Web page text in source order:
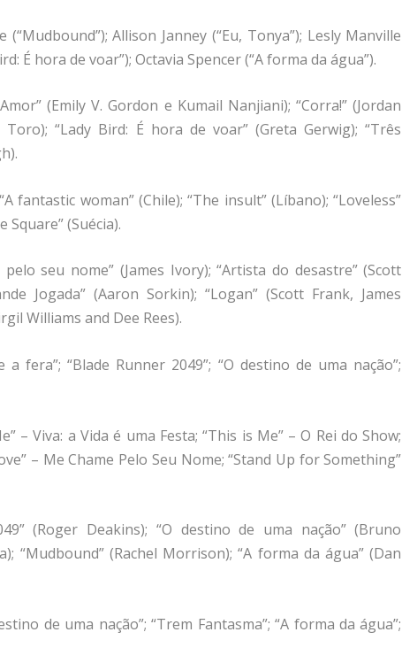
(“Mudbound”); Allison Janney (“Eu, Tonya”); Lesly Manville
É hora de voar”); Octavia Spencer (“A forma da água”).
(Emily V. Gordon e Kumail Nanjiani); “Corra!” (Jordan
“Lady Bird: É hora de voar” (Greta Gerwig); “Três
fantastic woman” (Chile); “The insult” (Líbano); “Loveless”
Square” (Suécia).
pelo seu nome” (James Ivory); “Artista do desastre” (Scott
Jogada” (Aaron Sorkin); “Logan” (Scott Frank, James
Williams and Dee Rees).
a fera”; “Blade Runner 2049”; “O destino de uma nação”;
– Viva: a Vida é uma Festa; “This is Me” – O Rei do Show;
– Me Chame Pelo Seu Nome; “Stand Up for Something”
(Roger Deakins); “O destino de uma nação” (Bruno
“Mudbound” (Rachel Morrison); “A forma da água” (Dan
de uma nação”; “Trem Fantasma”; “A forma da água”;